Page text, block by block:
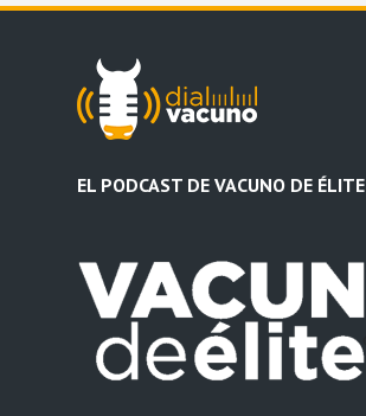
EL PODCAST DE VACUNO DE ÉLITE